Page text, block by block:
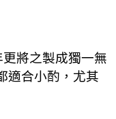
將之製成獨一無
適合小酌，尤其